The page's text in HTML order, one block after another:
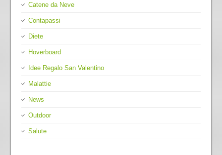
Catene da Neve
Contapassi
Diete
Hoverboard
Idee Regalo San Valentino
Malattie
News
Outdoor
Salute